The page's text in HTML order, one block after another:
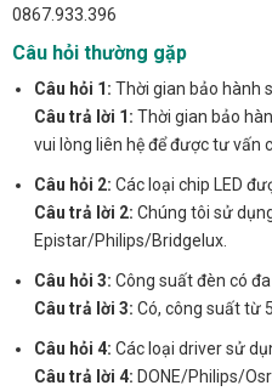
0867.933.396
Câu hỏi thường gặp
Câu hỏi 1: Thời gian bảo hành
Câu trả lời 1: Thời gian bảo
vui lòng liên hệ để được tư vấn
Câu hỏi 2: Các loại chip LED
Câu trả lời 2: Chúng tôi sử
Epistar/Philips/Bridgelux.
Câu hỏi 3: Công suất đèn có
Câu trả lời 3: Có, công suất từ
Câu hỏi 4: Các loại driver sử
Câu trả lời 4: DONE/Philips/